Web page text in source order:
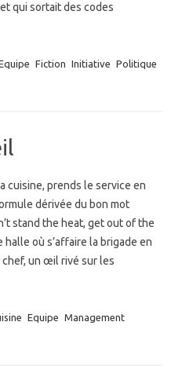
qui sortait des codes
Fiction Initiative Politique
cuisine, prends le service en
dérivée du bon mot
stand the heat, get out of the
halle où s’affaire la brigade en
un œil rivé sur les
Equipe Management